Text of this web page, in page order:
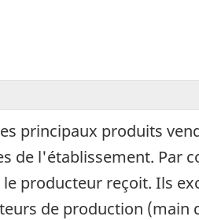
principaux produits
de l'établissement. Par
producteur reçoit. Ils
de production (main